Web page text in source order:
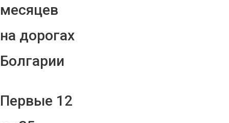
месяцев
на дорогах
Болгарии
Первые 12